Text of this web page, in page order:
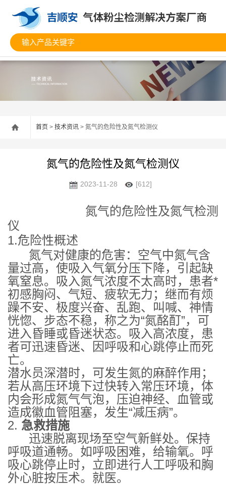
首页 > 技术资讯 > 氮气的危险性及氮气检测仪
氮气的危险性及氮气检测仪
2023-11-28 [612]
氮气的危险性及氮气检测
仪
1.危险性概述
氮气对健康的危害：空气中氮气含
量过高，使吸入气氧分压下降，引起缺
氧窒息。吸入氮气浓度不太高时，患者*
初感胸闷、气短、疲软无力；继而有烦
躁不安、极度兴奋、乱跑、叫喊、神情
恍惚、步态不稳，称之为“氮酩酊”，可
进入昏睡或昏迷状态。吸入高浓度，患
者可迅速昏迷、因呼吸和心跳停止而死
亡。
潜水员深潜时，可发生氮的麻醉作用；
若从高压环境下过快转入常压环境，体
内会形成氮气气泡，压迫神经、血管或
造成徽血管阻塞，发生“减压病”。
2. 急救措施
迅速脱离现场至空气新鲜处。保持
呼吸道通畅。如呼吸困难，给输氧。呼
吸心跳停止时，立即进行人工呼吸和胸
外心脏按压术。就医。